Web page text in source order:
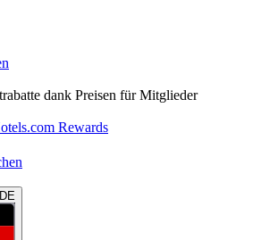
dank Preisen für Mitglieder
Rewards